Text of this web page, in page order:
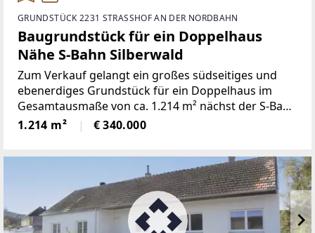
GRUNDSTÜCK 2231 STRASSHOF AN DER NORDBAHN
Baugrundstück für ein Doppelhaus
Nähe S-Bahn Silberwald
Zum Verkauf gelangt ein großes südseitiges und
ebenerdiges Grundstück für ein Doppelhaus im
Gesamtausmaße von ca. 1.214 m² nächst der S-Bahn
Station Silberwald.Das Grundstück, welches bis auf
die rechte Grundgrenze eingefriedet ist, hat eine
1.214 m² € 340.000